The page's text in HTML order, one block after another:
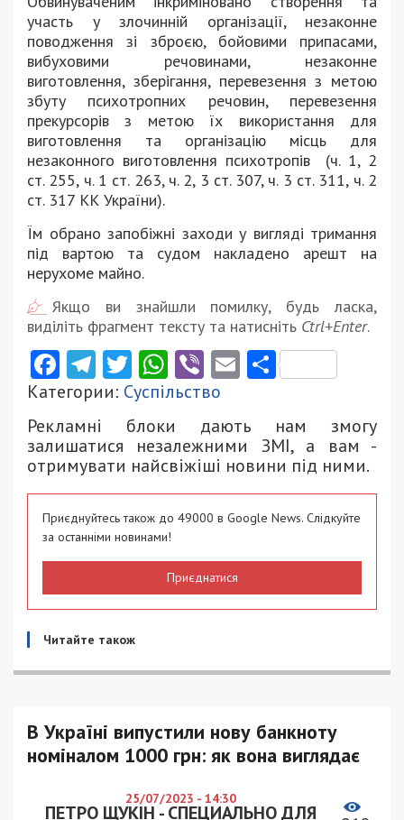
участь у злочинній організації, незаконне
поводження зі зброєю, бойовими припасами,
вибуховими речовинами, незаконне
виготовлення, зберігання, перевезення з метою
збуту психотропних речовин, перевезення
прекурсорів з метою їх використання для
виготовлення та організацію місць для
незаконного виготовлення психотропів (ч. 1, 2
ст. 255, ч. 1 ст. 263, ч. 2, 3 ст. 307, ч. 3 ст. 311, ч. 2
ст. 317 КК України).
Їм обрано запобіжні заходи у вигляді тримання
під вартою та судом накладено арешт на
нерухоме майно.
Якщо ви знайшли помилку, будь ласка,
виділіть фрагмент тексту та натисніть Ctrl+Enter.
Facebook
Telegram
Twitter
WhatsApp
ViberEmail
Категории: Суспільство
Рекламні блоки дають нам змогу
залишатися незалежними ЗМІ, а вам -
отримувати найсвіжіші новини під ними.
Приєднуйтесь також до 49000 в Google News. Слідкуйте
за останніми новинами!
Приєднатися
Читайте також
В Україні випустили нову банкноту
номіналом 1000 грн: як вона виглядає
25/07/2023 - 14:30
ПЕТРО ЩУКІН - СПЕЦИАЛЬНО ДЛЯ